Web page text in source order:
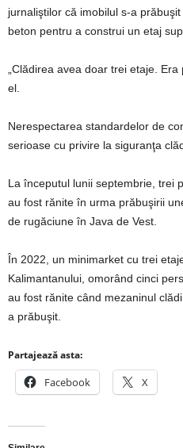
jurnaliştilor că imobilul s-a
beton pentru a construi un etaj
„Clădirea avea doar trei etaje.
el.
Nerespectarea standardelor de
serioase cu privire la siguranţa
La începutul lunii septembrie, trei
au fost rănite în urma prăbuşirii
de rugăciune în Java de Vest.
În 2022, un minimarket cu trei
Kalimantanului, omorând cinci
au fost rănite când mezaninul
a prăbuşit.
Partajează asta:
Facebook X